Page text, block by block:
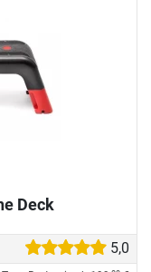
Deck
5,0